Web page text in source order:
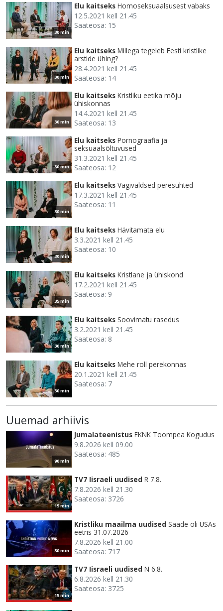
30 min
Elu kaitseks Homoseksuaalsusest vabaks
12.5.2021 kell 21.45
Saateosa: 15
30 min
Elu kaitseks Millega tegeleb Eesti kristlike
arstide ühing?
28.4.2021 kell 21.45
Saateosa: 14
30 min
Elu kaitseks Kristliku eetika mõju
ühiskonnas
14.4.2021 kell 21.45
Saateosa: 13
30 min
Elu kaitseks Pornograafia ja
seksuaalsõltuvused
31.3.2021 kell 21.45
Saateosa: 12
30 min
Elu kaitseks Vägivaldsed peresuhted
17.3.2021 kell 21.45
Saateosa: 11
30 min
Elu kaitseks Hävitamata elu
3.3.2021 kell 21.45
Saateosa: 10
35 min
Elu kaitseks Kristlane ja ühiskond
17.2.2021 kell 21.45
Saateosa: 9
30 min
Elu kaitseks Soovimatu rasedus
3.2.2021 kell 21.45
Saateosa: 8
30 min
Elu kaitseks Mehe roll perekonnas
20.1.2021 kell 21.45
Saateosa: 7
Uuemad arhiivis
90 min
Jumalateenistus EKNK Toompea Kogudus
9.8.2026 kell 09.00
Saateosa: 485
15 min
TV7 Iisraeli uudised R 7.8.
7.8.2026 kell 21.30
Saateosa: 3726
30 min
Kristliku maailma uudised Saade oli USAs
eetris 31.07.2026
7.8.2026 kell 21.00
Saateosa: 717
15 min
TV7 Iisraeli uudised N 6.8.
6.8.2026 kell 21.30
Saateosa: 3725